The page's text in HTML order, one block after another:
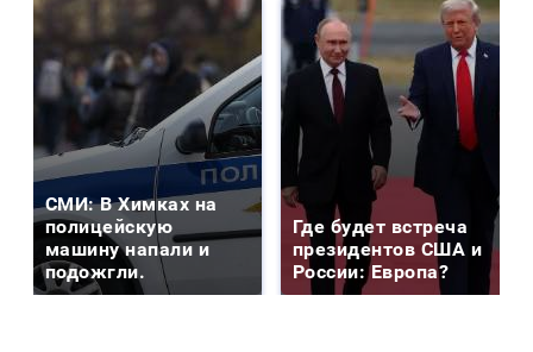
СМИ: В Химках на
полицейскую
машину напали и
подожгли.
Где будет встреча
президентов США и
России: Европа?